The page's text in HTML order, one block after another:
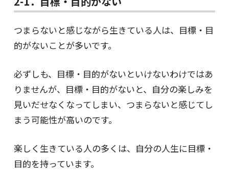
つまらないと感じながら生きている人は、目標・目
的がないことが多いです。
必ずしも、目標・目的がないといけないわけではあ
りませんが、目標・目的がないと、自分の楽しみを
見いだせなくなってしまい、つまらないと感じてし
まう可能性が高いのです。
楽しく生きている人の多くは、自分の人生に目標・
目的を持っています。